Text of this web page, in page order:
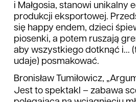
i Małgosia, stanowi unikalny
produkcji eksportowej.
się happy endem, dzieci
piosenki, a potem ruszają
aby wszystkiego dotknąć i...
udaje) posmakować.
Bronisław Tumiłowicz,
Jest to spektakl – zabawa